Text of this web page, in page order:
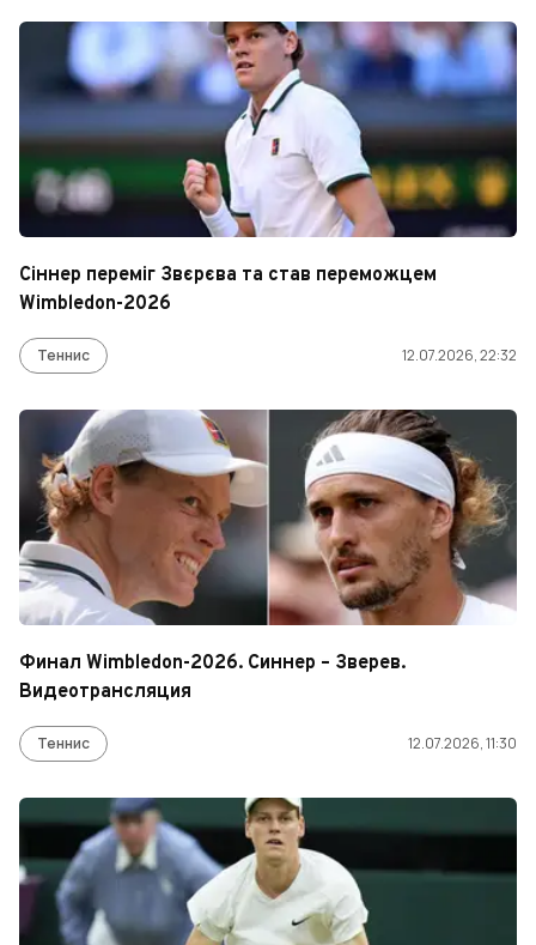
Сіннер переміг Звєрєва та став переможцем
Wimbledon-2026
Теннис 12.07.2026, 22:32
Финал Wimbledon-2026. Синнер – Зверев.
Видеотрансляция
Теннис 12.07.2026, 11:30